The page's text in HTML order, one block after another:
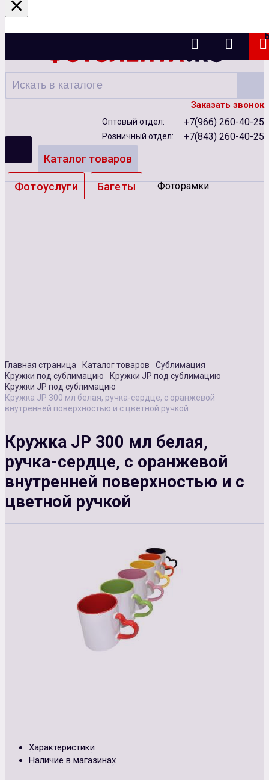
Казань
Заказать звонок
Оптовый отдел: +7(966) 260-40-25
Розничный отдел: +7(843) 260-40-25
Каталог товаров
Фотоуслуги Багеты Фоторамки
Главная страница Каталог товаров
Сублимация
Кружки под сублимацию
Кружки JP под сублимацию
Кружки JP под сублимацию
Кружка JP 300 мл белая, ручка-сердце, с оранжевой
внутренней поверхностью и с цветной ручкой
Кружка JP 300 мл белая,
ручка-сердце, с оранжевой
внутренней поверхностью и с
цветной ручкой
Характеристики
Наличие в магазинах
×